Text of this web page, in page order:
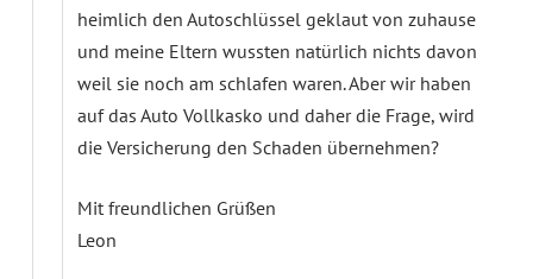
heimlich den Autoschlüssel geklaut von zuhause
und meine Eltern wussten natürlich nichts davon
weil sie noch am schlafen waren. Aber wir haben
auf das Auto Vollkasko und daher die Frage, wird
die Versicherung den Schaden übernehmen?
Mit freundlichen Grüßen
Leon